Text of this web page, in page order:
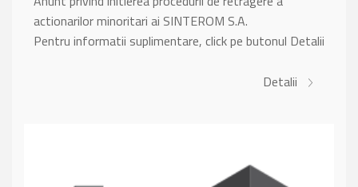
actionarilor minoritari ai SINTEROM S.A.
Pentru informatii suplimentare, click pe butonul Detalii
Detalii